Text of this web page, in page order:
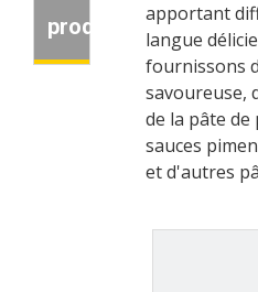
produit
apportant
langue
fournissons
savoureuse,
de la pâte de
sauces
et d'autres